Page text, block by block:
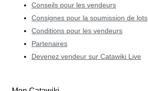
Conseils pour les vendeurs
Consignes pour la soumission de lots
Conditions pour les vendeurs
Partenaires
Devenez vendeur sur Catawiki Live